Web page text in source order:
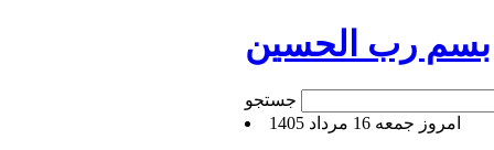
بسم رب الحسین
امروز جمعه 16 مرداد 1405